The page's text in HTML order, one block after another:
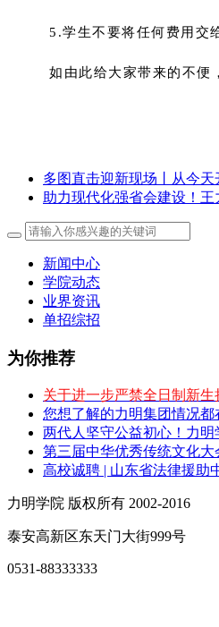
5.学生不要将任何费用交
如由此给大家带来的不便
多图直击迎新现场丨从今天
助力现代化强省会建设！
新闻中心
学院动态
业界资讯
单招综招
为你推荐
关于进一步严禁全日制新
您想了解的力明集团情况
两代人坚守公益初心！力
第三届中华优秀传统文化
高校诚聘 | 山东省法律援助
力明学院 版权所有 2002-2016
泰安高新区东天门大街999号
0531-88333333